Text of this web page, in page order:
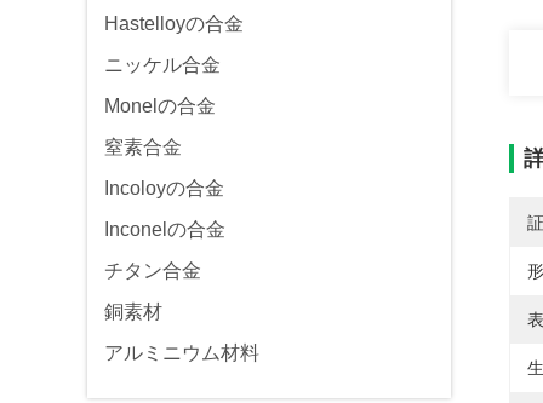
Hastelloyの合金
ニッケル合金
Monelの合金
窒素合金
Incoloyの合金
Inconelの合金
チタン合金
銅素材
アルミニウム材料